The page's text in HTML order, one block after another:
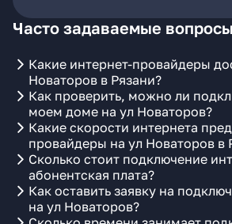
Часто задаваемые вопросы
Какие интернет-провайдеры
Новаторов в Рязани?
Как проверить, можно ли
моем доме на ул Новаторов?
Какие скорости интернета
провайдеры на ул Новаторов в
Сколько стоит подключение
абонентская плата?
Как оставить заявку на
на ул Новаторов?